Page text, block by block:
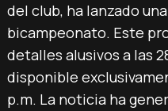
del club, ha lanzado
bicampeonato. Este
detalles alusivos a las
disponible
p.m. La noticia ha